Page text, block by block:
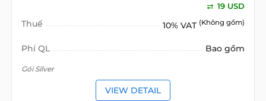
19 USD
Thuế 10% VAT (Không gồm)
Phí QL Bao gồm
Gói Silver
VIEW DETAIL